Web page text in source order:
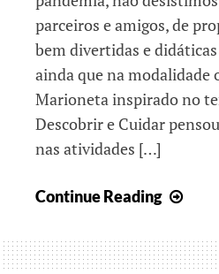
parceiros e amigos, de
bem divertidas e
ainda que na modalidade
Marioneta inspirado no
Descobrir e Cuidar
nas atividades […]
Continue Reading
Nós
e